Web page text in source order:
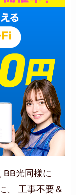
BB光同様に
、 工事不要＆